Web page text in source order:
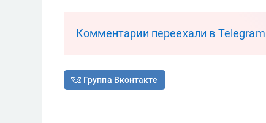
Комментарии переехали в
Группа Вконтакте